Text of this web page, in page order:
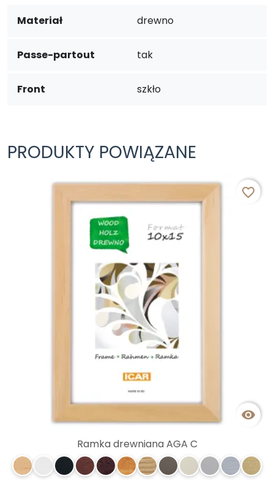
Materiał drewno
Passe-partout tak
Front szkło
PRODUKTY POWIĄZANE

favorite_border
Ramka drewniana AGA C